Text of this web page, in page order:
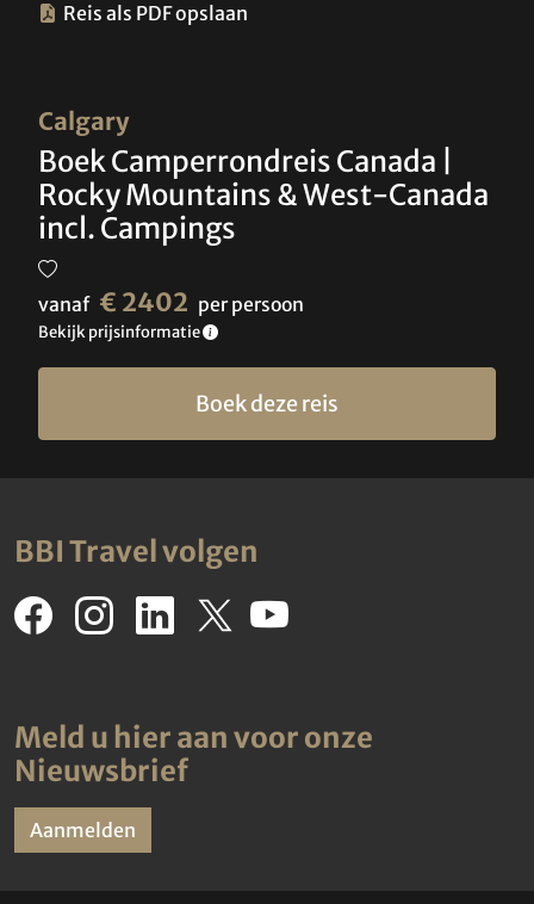
Calgary
Boek Camperrondreis Canada |
Rocky Mountains & West-Canada
incl. Campings
vanaf € 2402 per persoon
Bekijk prijsinformatie
Boek deze reis
Reis als PDF opslaan
BBI Travel volgen
Meld u hier aan voor onze
Nieuwsbrief
Aanmelden